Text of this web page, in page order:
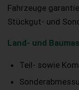
Fahrzeuge
Stückgut- und
Land- und
Teil- sowie